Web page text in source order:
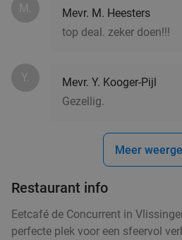
M.
Mevr. M. Heesters
top deal. zeker doen!!!
Y.
Mevr. Y. Kooger-Pijl
Gezellig.
Meer
Restaurant info
Eetcafé de Concurrent in
perfecte plek voor een sfeervol